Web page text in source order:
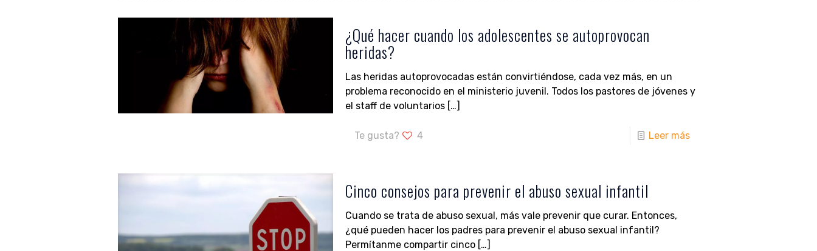
¿Qué hacer cuando los adolescentes se autoprovocan
heridas?
Las heridas autoprovocadas están convirtiéndose, cada vez más, en un
problema reconocido en el ministerio juvenil. Todos los pastores de jóvenes y
el staff de voluntarios[…]
Te gusta? 4 Leer más
Cinco consejos para prevenir el abuso sexual infantil
Cuando se trata de abuso sexual, más vale prevenir que curar. Entonces,
¿qué pueden hacer los padres para prevenir el abuso sexual infantil?
Permítanme compartir cinco[…]